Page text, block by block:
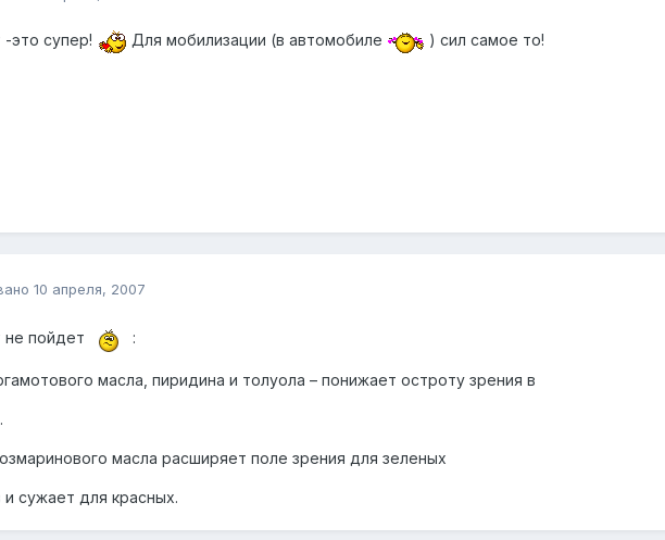
-это супер! Для мобилизации (в автомобиле ) сил самое то!
10 апреля, 2007
не пойдет :
масла, пиридина и толуола – понижает остроту зрения в
масла расширяет поле зрения для зеленых
сужает для красных.